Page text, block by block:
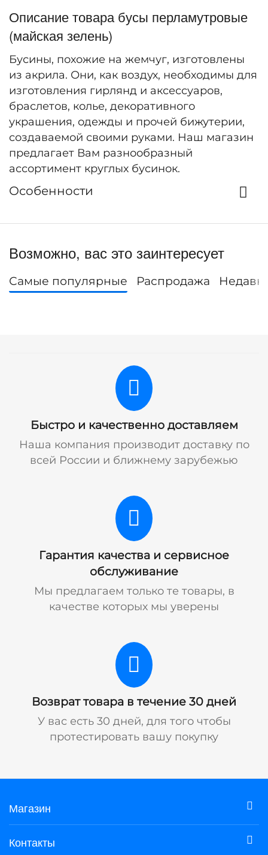
Описание товара бусы перламутровые
(майская зелень)
Бусины, похожие на жемчуг, изготовлены
из акрила. Они, как воздух, необходимы для
изготовления гирлянд и аксессуаров,
браслетов, колье, декоративного
украшения, одежды и прочей бижутерии,
создаваемой своими руками. Наш магазин
предлагает Вам разнообразный
ассортимент круглых бусинок.
Особенности
Возможно, вас это заинтересует
Самые популярные Распродажа
Быстро и качественно доставляем
Наша компания производит доставку по
всей России и ближнему зарубежью
Гарантия качества и сервисное
обслуживание
Мы предлагаем только те товары, в
качестве которых мы уверены
Возврат товара в течение 30 дней
У вас есть 30 дней, для того чтобы
протестировать вашу покупку
Магазин
Контакты